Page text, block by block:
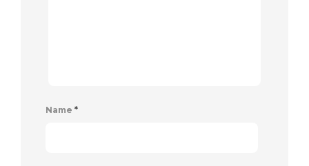
Name *